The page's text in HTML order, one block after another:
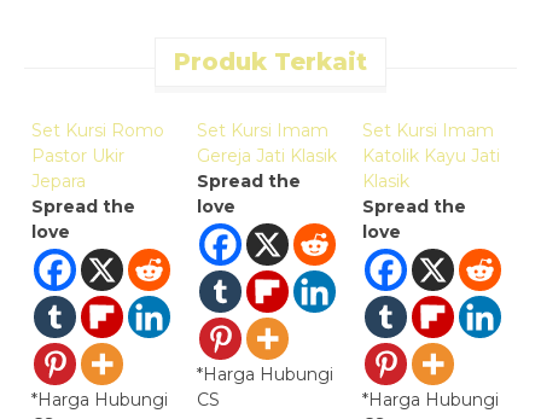
Produk Terkait
Set Kursi Romo
Pastor Ukir
Jepara
Spread the
love
*Harga Hubungi
Set Kursi Imam
Gereja Jati Klasik
Spread the
love
*Harga Hubungi
CS
Set Kursi Imam
Katolik Kayu Jati
Klasik
Spread the
love
*Harga Hubungi